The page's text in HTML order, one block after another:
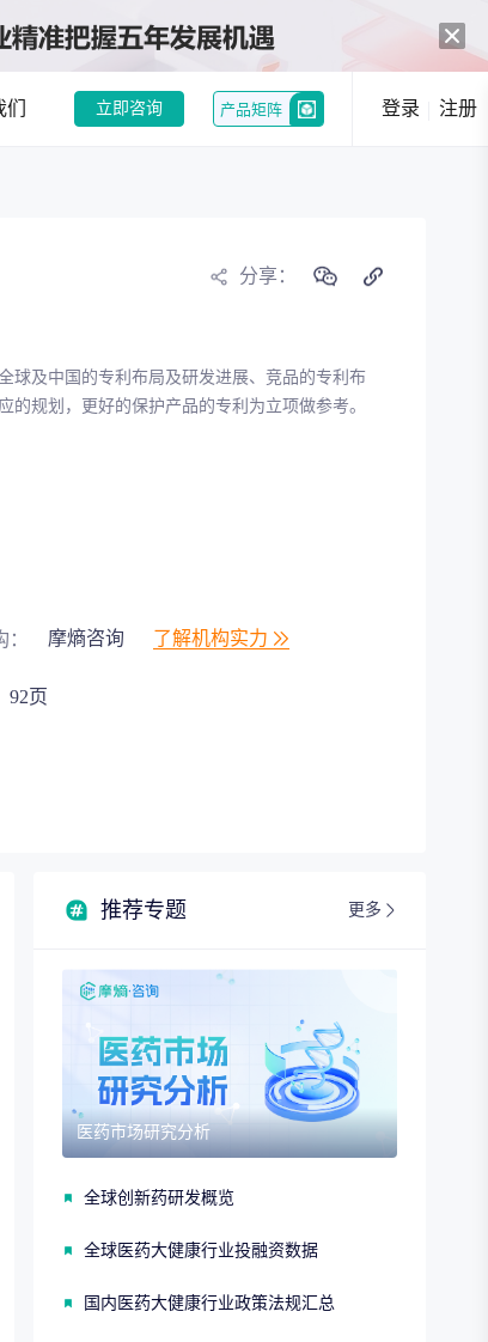
在机会
立即咨询 产品矩阵 登录 注册
分享：
球及中国的专利布局及研发进展、竞品的专利布
规划，更好的保护产品的专利为立项做参考。
摩熵咨询 了解机构实力
92页
推荐专题 更多
医药市场研究分析
全球创新药研发概览
全球医药大健康行业投融资数据
国内医药大健康行业政策法规汇总